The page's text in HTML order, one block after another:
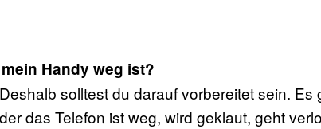
Handy weg ist?
solltest du darauf vorbereitet sein. Es
das Telefon ist weg, wird geklaut, geht